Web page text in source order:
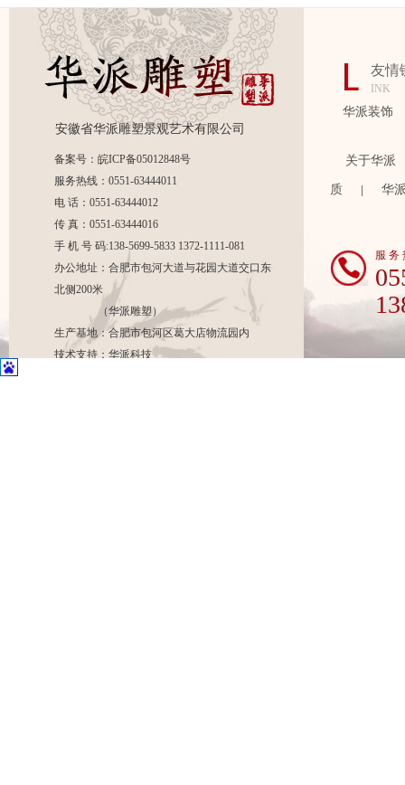
安徽省华派雕塑景观艺术有限公司
备案号：皖ICP备05012848号
服务热线：0551-63444011
电 话：0551-63444012
传 真：0551-63444016
手 机 号 码:138-5699-5833 1372-1111-081
办公地址：合肥市包河大道与花园大道交口东
北侧200米
（华派雕塑）
生产基地：合肥市包河区葛大店物流园内
技术支持： 华派科技
友情
INK
华派装饰
关于华派
质 华
服 务